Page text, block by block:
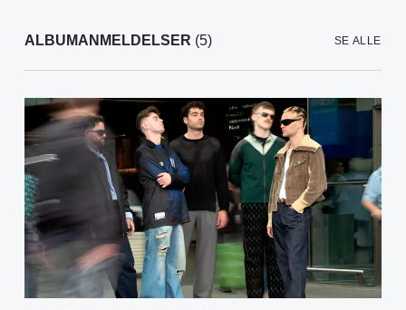
ALBUMANMELDELSER (5) SE ALLE